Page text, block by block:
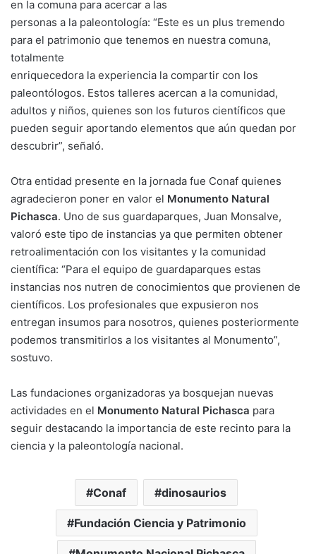
en la comuna para acercar a las
personas a la paleontología: “Este es un plus tremendo
para el patrimonio que tenemos en nuestra comuna,
totalmente
enriquecedora la experiencia la compartir con los
paleontólogos. Estos talleres acercan a la comunidad,
adultos y niños, quienes son los futuros científicos que
pueden seguir aportando elementos que aún quedan por
descubrir”, señaló.
Otra entidad presente en la jornada fue Conaf quienes
agradecieron poner en valor el Monumento Natural
Pichasca. Uno de sus guardaparques, Juan Monsalve,
valoró este tipo de instancias ya que permiten obtener
retroalimentación con los visitantes y la comunidad
científica: “Para el equipo de guardaparques estas
instancias nos nutren de conocimientos que provienen de
científicos. Los profesionales que expusieron nos
entregan insumos para nosotros, quienes posteriormente
podemos transmitirlos a los visitantes al Monumento”,
sostuvo.
Las fundaciones organizadoras ya bosquejan nuevas
actividades en el Monumento Natural Pichasca para
seguir destacando la importancia de este recinto para la
ciencia y la paleontología nacional.
Conaf dinosaurios
Fundación Ciencia y Patrimonio